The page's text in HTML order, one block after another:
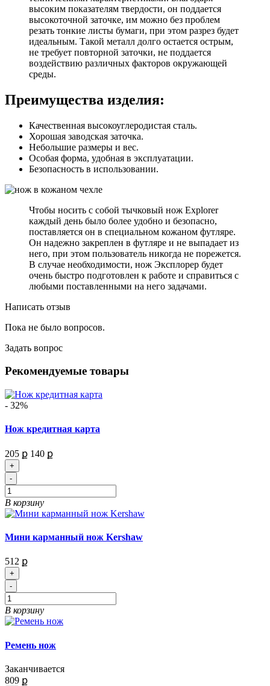
высоким показателям твердости, он поддается
высокоточной заточке, им можно без проблем
резать тонкие листы бумаги, при этом разрез будет
идеальным. Такой металл долго остается острым,
не требует повторной заточки, не поддается
воздействию различных факторов окружающей
среды.
Преимущества изделия:
Качественная высокоуглеродистая сталь.
Хорошая заводская заточка.
Небольшие размеры и вес.
Особая форма, удобная в эксплуатации.
Безопасность в использовании.
Чтобы носить с собой тычковый нож Explorer
каждый день было более удобно и безопасно,
поставляется он в специальном кожаном футляре.
Он надежно закреплен в футляре и не выпадает из
него, при этом пользователь никогда не порежется.
В случае необходимости, нож Эксплорер будет
очень быстро подготовлен к работе и справиться с
любыми поставленными на него задачами.
Написать отзыв
Пока не было вопросов.
Задать вопрос
Рекомендуемые товары
- 32%
Нож кредитная карта
205 ք 140 ք
+
-
В корзину
Мини карманный нож Kershaw
512 ք
+
-
В корзину
Ремень нож
Заканчивается
809 ք